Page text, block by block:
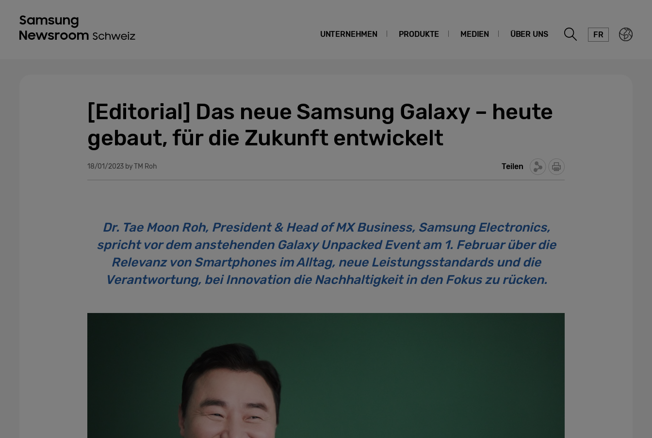
UNTERNEHMEN PRODUKTE MEDIEN ÜBER UNS FR
[Editorial] Das neue Samsung Galaxy – heute
gebaut, für die Zukunft entwickelt
18/01/2023 by TM Roh Teilen
Dr. Tae Moon Roh, President & Head of MX Business, Samsung Electronics,
spricht vor dem anstehenden Galaxy Unpacked Event am 1. Februar über die
Relevanz von Smartphones im Alltag, neue Leistungsstandards und die
Verantwortung, bei Innovation die Nachhaltigkeit in den Fokus zu rücken.